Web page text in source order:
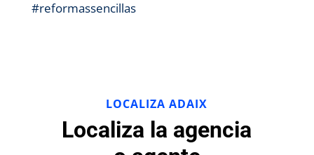
#reformassencillas
LOCALIZA ADAIX
Localiza la agencia